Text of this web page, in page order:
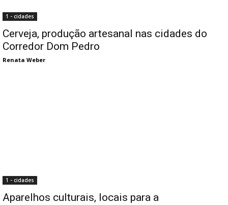
1 - cidades
Cerveja, produção artesanal nas cidades do
Corredor Dom Pedro
Renata Weber
1 - cidades
Aparelhos culturais, locais para a